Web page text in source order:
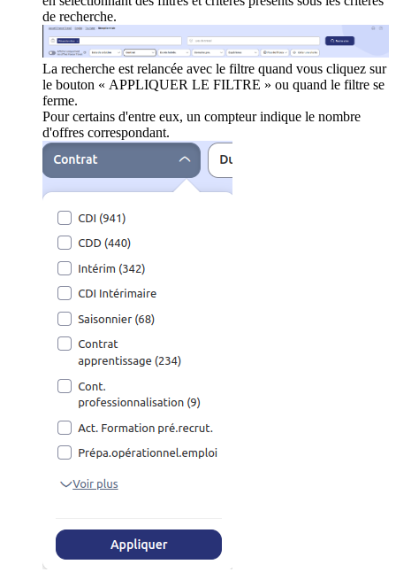
de recherche.
La recherche est relancée avec le filtre quand vous cliquez sur
le bouton « APPLIQUER LE FILTRE » ou quand le filtre se
ferme.
Pour certains d'entre eux, un compteur indique le nombre
d'offres correspondant.